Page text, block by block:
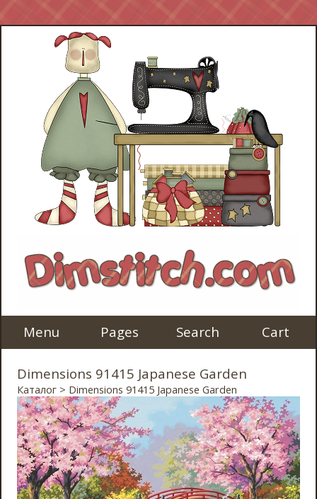
Menu Pages Search Cart
Dimensions 91415 Japanese Garden
Каталог > Dimensions 91415 Japanese Garden